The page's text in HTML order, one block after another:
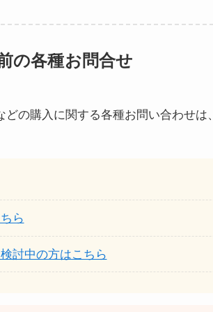
の各種お問合せ
の購入に関する各種お問い合わせは
ら
討中の方はこちら